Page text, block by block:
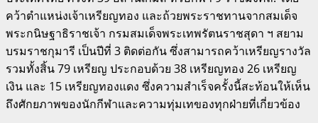
คว้าตำแหน่งเจ้าเหรียญทอง และถ้วยพระราชทานจากสมเด็จ
พระกนิษฐาธิราชเจ้า กรมสมเด็จพระเทพรัตนราชสุดา ฯ สยาม
บรมราชกุมารี เป็นปีที่ 3 ติดต่อกัน ซึ่งสามารถคว้าเหรียญรางวัล
รวมทั้งสิ้น 79 เหรียญ ประกอบด้วย 38 เหรียญทอง 26 เหรียญ
เงิน และ 15 เหรียญทองแดง ซึ่งความสำเร็จครั้งนี้สะท้อนให้เห็น
ถึงศักยภาพของนักกีฬาและความทุ่มเทของทุกฝ่ายที่เกี่ยวข้อง